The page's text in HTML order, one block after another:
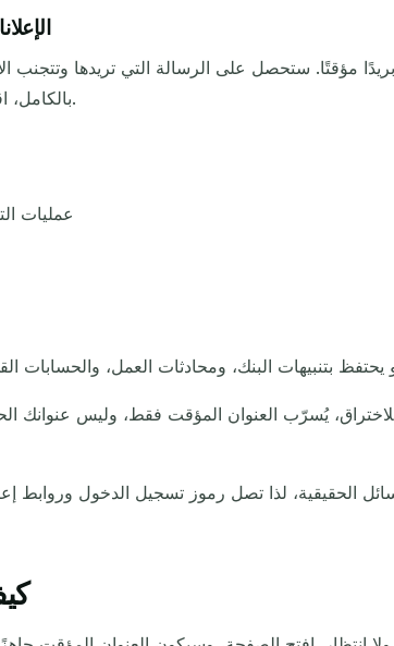
بالكامل،بحيث لا يشير أي شيء إليك.
عمليات
يُسرّب العنوان المؤقت فقط، وليس عنوانك
الحقيقية، لذا تصل رموز تسجيل الدخول